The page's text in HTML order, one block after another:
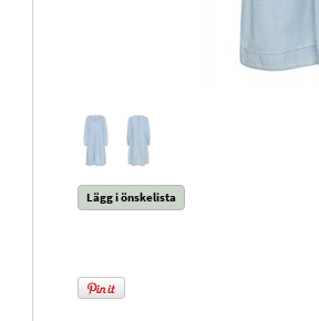
Lägg i önskelista